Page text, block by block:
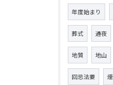
年度始まり
葬式 通夜
地質 地山
回忌法要 煙